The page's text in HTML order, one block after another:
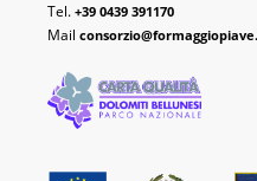
Tel. +39 0439 391170
Mail